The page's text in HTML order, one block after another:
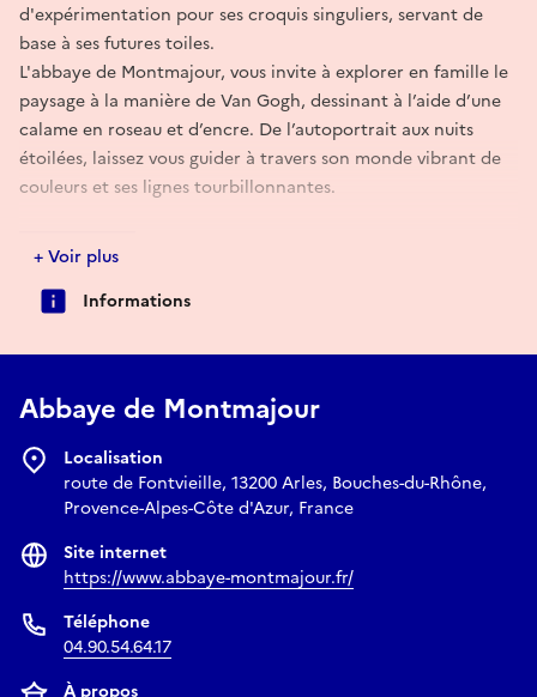
d'expérimentation pour ses croquis singuliers, servant de
base à ses futures toiles.
L'abbaye de Montmajour, vous invite à explorer en famille le
paysage à la manière de Van Gogh, dessinant à l’aide d’une
calame en roseau et d’encre. De l’autoportrait aux nuits
étoilées, laissez vous guider à travers son monde vibrant de
couleurs et ses lignes tourbillonnantes.
Réserver
+ Voir plus
Informations
Abbaye de Montmajour
Localisation
route de Fontvieille, 13200 Arles, Bouches-du-Rhône,
Provence-Alpes-Côte d'Azur, France
Site internet
https://www.abbaye-montmajour.fr/
Téléphone
04.90.54.64.17
À propos